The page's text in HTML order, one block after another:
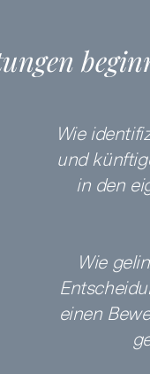
Wie
und
in den
Wie
einen